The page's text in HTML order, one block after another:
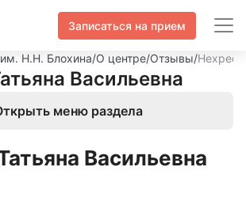
Записаться на прием
Н.Н. Блохина/О центре/Отзывы/Нехрест
Васильевна
меню раздела
Васильевна